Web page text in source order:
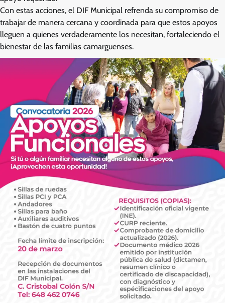
Con estas acciones, el DIF Municipal refrenda su compromiso de
trabajar de manera cercana y coordinada para que estos apoyos
lleguen a quienes verdaderamente los necesitan, fortaleciendo el
bienestar de las familias camarguenses.